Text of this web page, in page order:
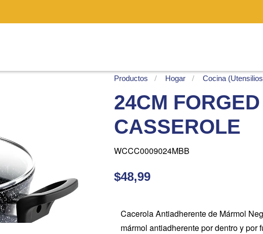
Productos Hogar Cocina
24CM
CASSEROLE
WCCC0009024MBB
$48,99
Cacerola Antiadherente de Mármol
mármol antiadherente por dentro y